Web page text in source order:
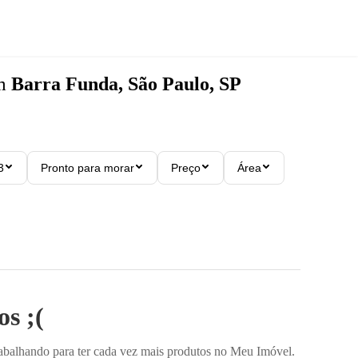
Barra Funda, São Paulo, SP
Pronto para morar Preço Área
;(
para ter cada vez mais produtos no Meu Imóvel.